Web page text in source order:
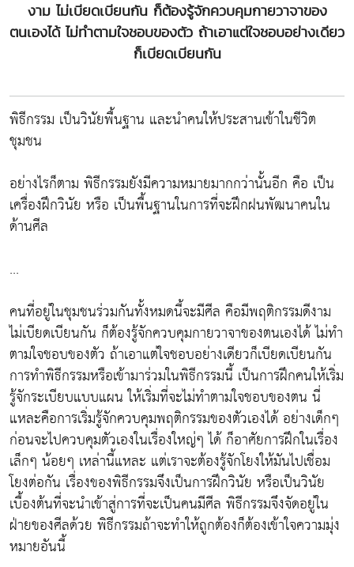
งาม ไม่เบียดเบียนกัน ก็ต้องรู้จักควบคุมกายวาจาของ
ตนเองได้ ไม่ทำตามใจชอบของตัว ถ้าเอาแต่ใจชอบอย่างเดียว
ก็เบียดเบียนกัน
พิธีกรรม เป็นวินัยพื้นฐาน และนำคนให้ประสานเข้าในชีวิต
ชุมชน
อย่างไรก็ตาม พิธีกรรมยังมีความหมายมากกว่านั้นอีก คือ เป็น
เครื่องฝึกวินัย หรือ เป็นพื้นฐานในการที่จะฝึกฝนพัฒนาคนใน
ด้านศีล
...
คนที่อยู่ในชุมชนร่วมกันทั้งหมดนี้จะมีศีล คือมีพฤติกรรมดีงาม
ไม่เบียดเบียนกัน ก็ต้องรู้จักควบคุมกายวาจาของตนเองได้ ไม่ทำ
ตามใจชอบของตัว ถ้าเอาแต่ใจชอบอย่างเดียวก็เบียดเบียนกัน
การทำพิธีกรรมหรือเข้ามาร่วมในพิธีกรรมนี้ เป็นการฝึกคนให้เริ่ม
รู้จักระเบียบแบบแผน ให้เริ่มที่จะไม่ทำตามใจชอบของตน นี่
แหละคือการเริ่มรู้จักควบคุมพฤติกรรมของตัวเองได้ อย่างเด็กๆ
ก่อนจะไปควบคุมตัวเองในเรื่องใหญ่ๆ ได้ ก็อาศัยการฝึกในเรื่อง
เล็กๆ น้อยๆ เหล่านี้แหละ แต่เราจะต้องรู้จักโยงให้มันไปเชื่อม
โยงต่อกัน เรื่องของพิธีกรรมจึงเป็นการฝึกวินัย หรือเป็นวินัย
เบื้องต้นที่จะนำเข้าสู่การที่จะเป็นคนมีศีล พิธีกรรมจึงจัดอยู่ใน
ฝ่ายของศีลด้วย พิธีกรรมถ้าจะทำให้ถูกต้องก็ต้องเข้าใจความมุ่ง
หมายอันนี้